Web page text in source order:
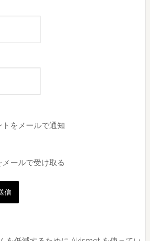
をメールで通知
ールで受け取る